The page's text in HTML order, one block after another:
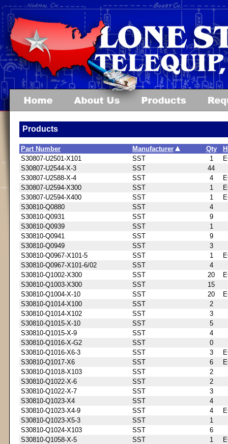
Products
Part Number Manufacturer Qty
S30807-U2501-X101
SST 1
S30807-U2544-X-3
SST
44
S30807-U2588-X-4
SST 4
S30807-U2594-X300
SST 1
S30807-U2594-X400
SST 1
S30810-Q0880
SST
4
S30810-Q0931
SST
9
S30810-Q0939
SST
1
S30810-Q0941
SST
9
S30810-Q0949
SST
3
S30810-Q0967-X101-5
SST 1
S30810-Q0967-X101-6/02
SST
4
S30810-Q1002-X300
SST 20
S30810-Q1003-X300
SST
15
S30810-Q1004-X-10
SST 20
S30810-Q1014-X100
SST
2
S30810-Q1014-X102
SST
3
S30810-Q1015-X-10
SST
5
S30810-Q1015-X-9
SST
4
S30810-Q1016-X-G2
SST
0
S30810-Q1016-X6-3
SST 3
S30810-Q1017-X6
SST 6
S30810-Q1018-X103
SST
2
S30810-Q1022-X-6
SST
2
S30810-Q1022-X-7
SST
3
S30810-Q1023-X4
SST
4
S30810-Q1023-X4-9
SST 4
S30810-Q1023-X5-3
SST
1
S30810-Q1024-X103
SST
6
S30810-Q1058-X-5
SST 1